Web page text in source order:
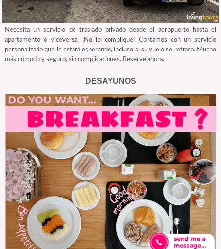
Necesita un servicio de traslado privado desde el aeropuerto hasta el
apartamento o viceversa. ¡No lo complique! Contamos con un servicio
personalizado que le estará esperando, incluso si su vuelo se retrasa. Mucho
más cómodo y seguro, sin complicaciones. Reserve ahora.
DESAYUNOS